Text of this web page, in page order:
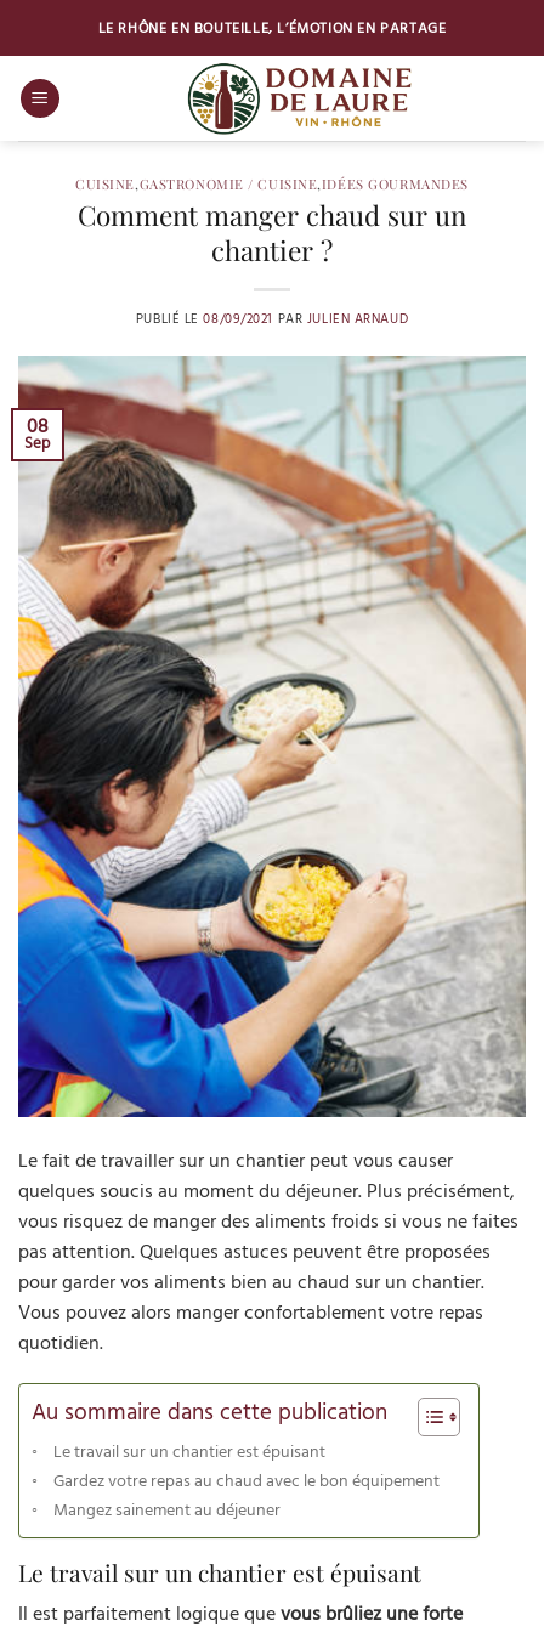
contenu
LE RHÔNE EN BOUTEILLE, L’ÉMOTION EN PARTAGE
CUISINE,GASTRONOMIE / CUISINE,IDÉES GOURMANDES
Comment manger chaud sur un
chantier ?
PUBLIÉ LE08/09/2021 PAR JULIEN ARNAUD
08
Sep
Le fait de travailler sur un chantier peut vous causer
quelques soucis au moment du déjeuner. Plus précisément,
vous risquez de manger des aliments froids si vous ne faites
pas attention. Quelques astuces peuvent être proposées
pour garder vos aliments bien au chaud sur un chantier.
Vous pouvez alors manger confortablement votre repas
quotidien.
Au sommaire dans cette publication
Le travail sur un chantier est épuisant
Gardez votre repas au chaud avec le bon équipement
Mangez sainement au déjeuner
Le travail sur un chantier est épuisant
Il est parfaitement logique quevous brûliez une forte